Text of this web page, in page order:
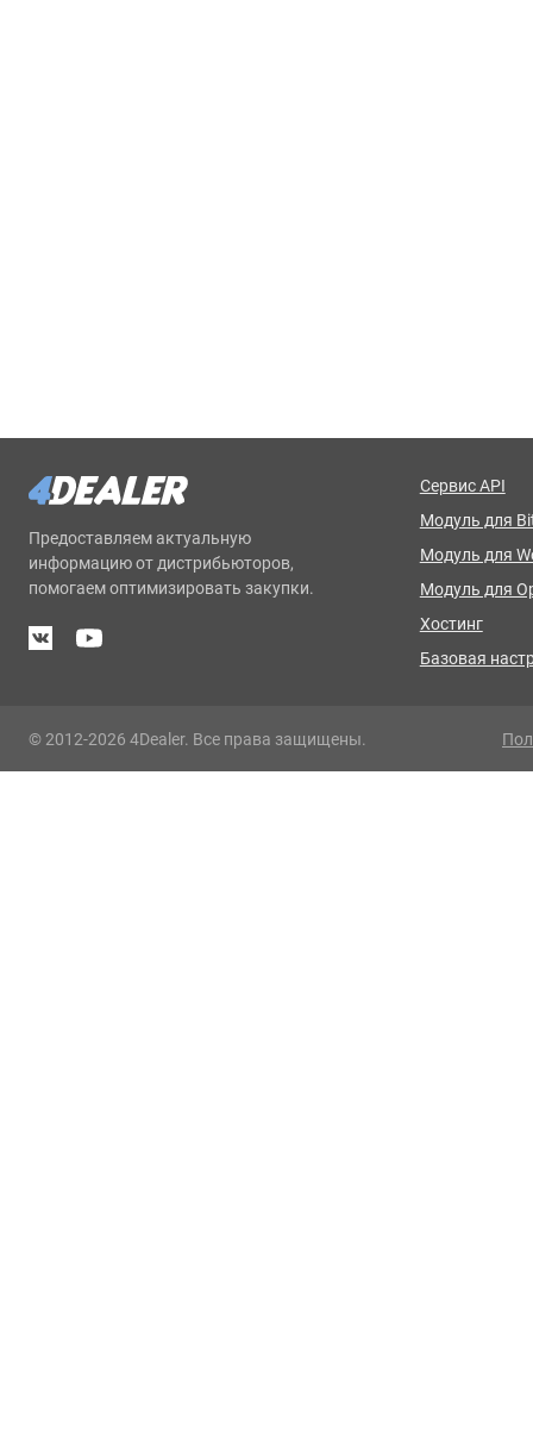
Предоставляем актуальную
информацию от дистрибьюторов,
помогаем оптимизировать закупки.
Сервис API
Модуль для
Модуль для
Модуль для
Хостинг
Базовая
© 2012-2026 4Dealer. Все права защищены.